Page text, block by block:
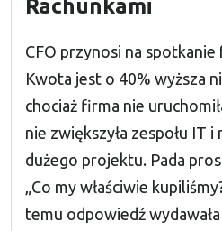
Rachunkami
CFO przynosi na spotkanie
Kwota jest o 40% wyższa
chociaż firma nie
nie zwiększyła zespołu IT
dużego projektu. Pada
„Co my właściwie
temu odpowiedź